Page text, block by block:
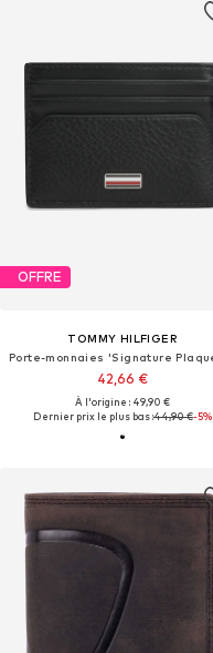
OFFRE
TOMMY HILFIGER
42,66 €
À l'origine : 49,90 €
Dernier prix le plus bas :44,90 €-5%